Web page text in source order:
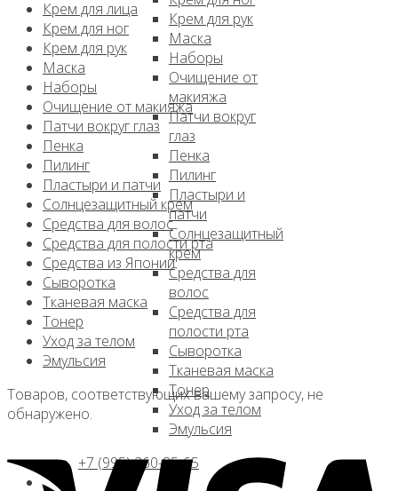
Крем для рук
Маска
Наборы
Очищение от
макияжа
Патчи вокруг
глаз
Пенка
Пилинг
Пластыри и
патчи
Солнцезащитный
крем
Средства для
волос
Средства для
полости рта
Сыворотка
Тканевая маска
Тонер
Уход за телом
Эмульсия
+7 (995) 260-85-65
Крем для лица
Крем для ног
Крем для рук
Маска
Наборы
Очищение от макияжа
Патчи вокруг глаз
Пенка
Пилинг
Пластыри и патчи
Солнцезащитный крем
Средства для волос
Средства для полости рта
Средства из Японии
Сыворотка
Тканевая маска
Тонер
Уход за телом
Эмульсия
Товаров, соответствующих вашему запросу, не
обнаружено.